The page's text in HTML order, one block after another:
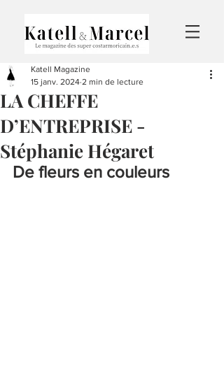
LA CHEFFE
D’ENTREPRISE -
Stéphanie Hégaret
Katell Magazine
15 janv. 2024 2 min de lecture
De fleurs en couleurs